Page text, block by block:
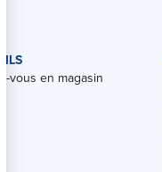
vous en magasin